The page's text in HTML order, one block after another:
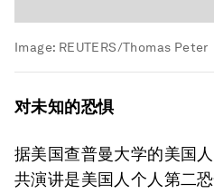
Image: REUTERS/Thomas Peter
对未知的恐惧
据美国查普曼大学的美国
共演讲是美国人个人第二